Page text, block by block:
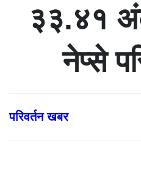
३३.४१
नेप्से
परिवर्तन खबर